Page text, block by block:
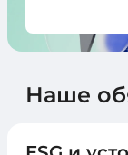
Наше